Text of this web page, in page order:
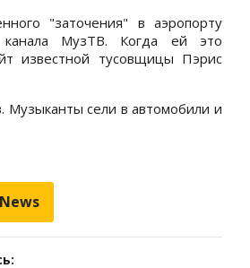
"заточения" в аэропорту
канала МузТВ. Когда ей это
известной тусовщицы Пэрис
Музыканты сели в автомобили и